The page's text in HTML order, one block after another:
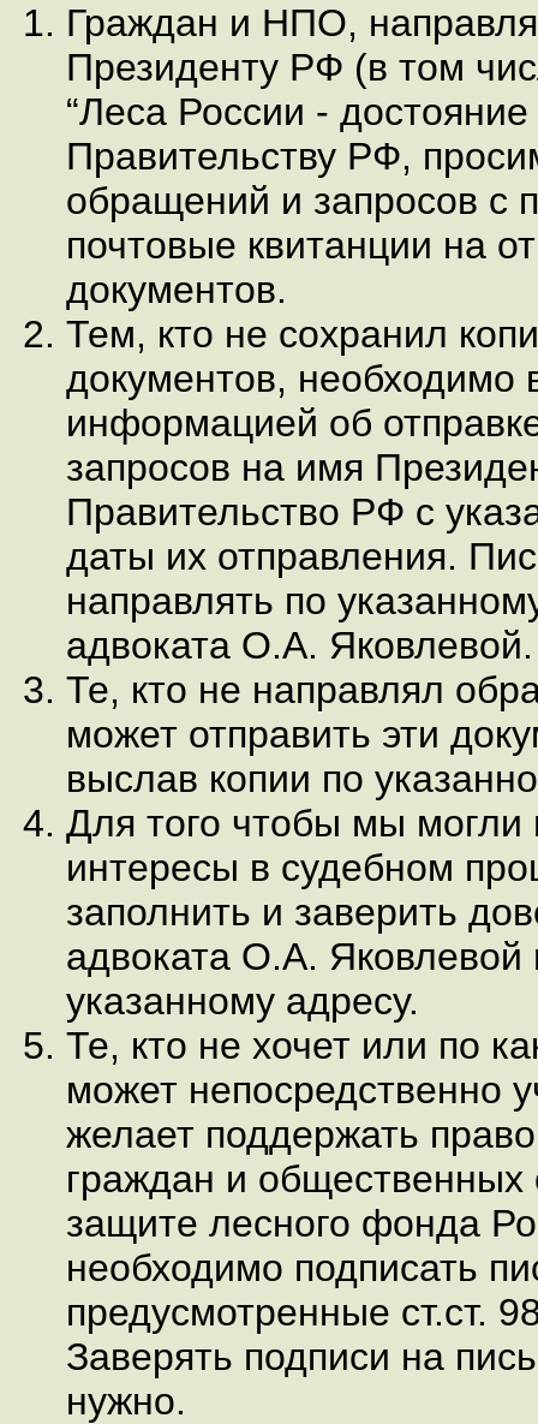
Граждан и НПО,
Президенту РФ (в том
“Леса России -
Правительству РФ,
обращений и запросов с
почтовые квитанции на
документов.
Тем, кто не сохранил
документов, необходимо
информацией об
запросов на имя
Правительство РФ с
даты их отправления.
направлять по
адвоката О.А. Яковлевой.
Те, кто не направлял
может отправить эти
выслав копии по
Для того чтобы мы могли
интересы в судебном
заполнить и заверить
адвоката О.А. Яковлевой
указанному адресу.
Те, кто не хочет или по
может непосредственно
желает поддержать
граждан и общественных
защите лесного фонда
необходимо подписать
предусмотренные ст.ст.
Заверять подписи на
нужно.